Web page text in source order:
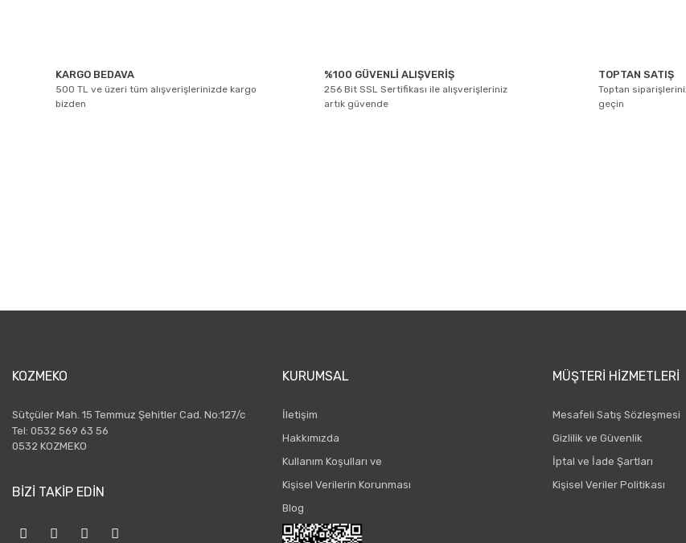
Ürün açıklamasında eksik bilgiler bulunuyor.
KARGO BEDAVA
500 TL ve üzeri tüm alışverişlerinizde kargo
bizden
%100 GÜVENLİ ALIŞVERİŞ
256 Bit SSL Sertifikası ile alışverişleriniz
artık güvende
TOPTAN SATIŞ
Toptan
geçin
KOZMEKO
Sütçüler Mah. 15 Temmuz Şehitler Cad. No:127/c
Tel: 0532 569 63 56
0532 KOZMEKO
BİZİ TAKİP EDİN
KURUMSAL
İletişim
Hakkımızda
Kullanım Koşulları ve
Kişisel Verilerin Korunması
Blog
MÜŞTERI HIZMETLERI
Mesafeli Satış Sözleşmesi
Gizlilik ve Güvenlik
İptal ve İade Şartları
Kişisel Veriler Politikası